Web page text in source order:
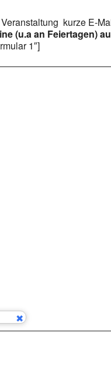
kurze E-
(u.a an Feiertagen)
1″]